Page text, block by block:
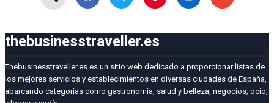
thebusinesstraveller.es
Thebusinesstraveller.es es un sitio web dedicado a proporcionar listas de
los mejores servicios y establecimientos en diversas ciudades de España,
abarcando categorías como gastronomía, salud y belleza, negocios, ocio,